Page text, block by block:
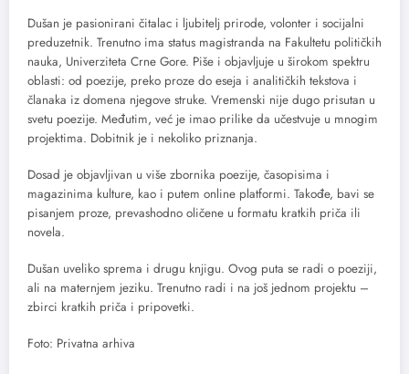
Dušan je pasionirani čitalac i ljubitelj prirode, volonter i socijalni
preduzetnik. Trenutno ima status magistranda na Fakultetu političkih
nauka, Univerziteta Crne Gore. Piše i objavljuje u širokom spektru
oblasti: od poezije, preko proze do eseja i analitičkih tekstova i
članaka iz domena njegove struke. Vremenski nije dugo prisutan u
svetu poezije. Međutim, već je imao prilike da učestvuje u mnogim
projektima. Dobitnik je i nekoliko priznanja.
Dosad je objavljivan u više zbornika poezije, časopisima i
magazinima kulture, kao i putem online platformi. Takođe, bavi se
pisanjem proze, prevashodno oličene u formatu kratkih priča ili
novela.
Dušan uveliko sprema i drugu knjigu. Ovog puta se radi o poeziji,
ali na maternjem jeziku. Trenutno radi i na još jednom projektu –
zbirci kratkih priča i pripovetki.
Foto: Privatna arhiva